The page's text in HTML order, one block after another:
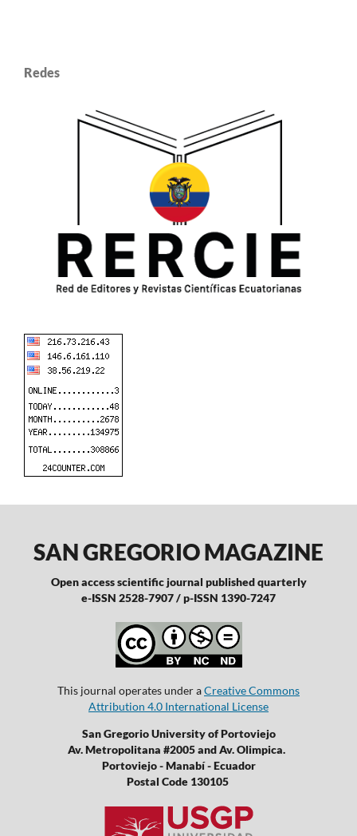
Redes
SAN GREGORIO MAGAZINE
Open access scientific journal published quarterly
e-ISSN 2528-7907 / p-ISSN 1390-7247
This journal operates under aCreative Commons
Attribution 4.0 International License
San Gregorio University of Portoviejo
Av. Metropolitana #2005 and Av. Olimpica.
Portoviejo - Manabí - Ecuador
Postal Code 130105